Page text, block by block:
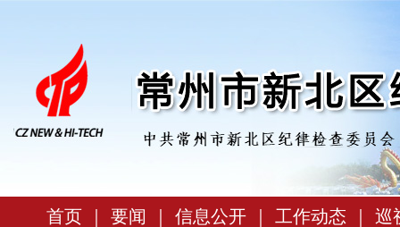
首页 要闻 信息公开 工作动态 巡